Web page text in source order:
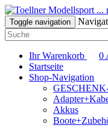
...
Toggle navigation
Ihr Warenkorb 0
Startseite
Shop-Navigation
Akkus